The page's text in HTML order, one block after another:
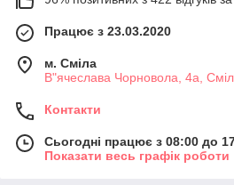
Працює з 23.03.2020
м. Сміла
В"ячеслава Чорновола, 4а,
Контакти
Сьогодні працює з 08:00 до
Показати весь графік роботи